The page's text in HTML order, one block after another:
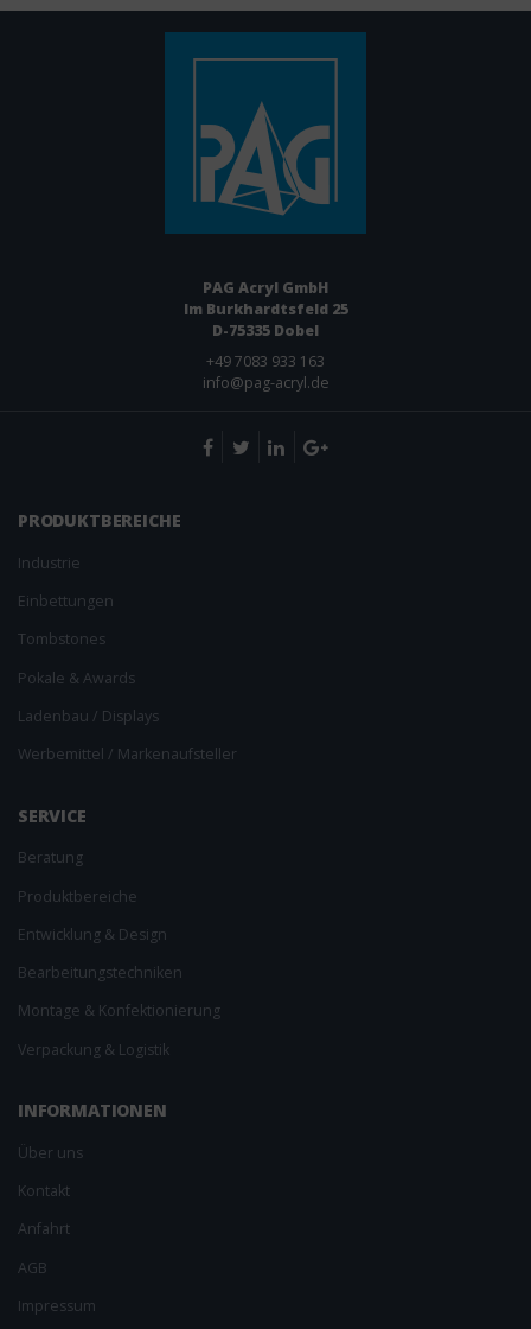
PAG Acryl GmbH
Im Burkhardtsfeld 25
D-75335 Dobel
+49 ­7083 933 163
info@pag-acryl.de
PRODUKT­BEREICHE
Industrie
Einbettungen
Tombstones
Pokale & Awards
Ladenbau / Displays
Werbemittel / Markenaufsteller
SERVICE
Beratung
Produktbereiche
Entwicklung & Design
Bearbeitungs­techniken
Montage & Konfektionierung
Verpackung & Logistik
INFORMAT­IONEN
Über uns
Kontakt
Anfahrt
AGB
Impressum